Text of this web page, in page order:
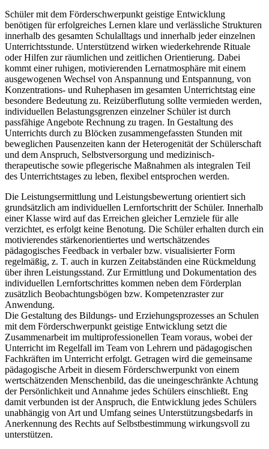
Schüler mit dem Förderschwerpunkt geistige Entwicklung
benötigen für erfolgreiches Lernen klare und verlässliche Strukturen
innerhalb des gesamten Schulalltags und innerhalb jeder einzelnen
Unterrichtsstunde. Unterstützend wirken wiederkehrende Rituale
oder Hilfen zur räumlichen und zeitlichen Orientierung. Dabei
kommt einer ruhigen, motivierenden Lernatmosphäre mit einem
ausgewogenen Wechsel von Anspannung und Entspannung, von
Konzentrations- und Ruhephasen im gesamten Unterrichtstag eine
besondere Bedeutung zu. Reizüberflutung sollte vermieden werden,
individuellen Belastungsgrenzen einzelner Schüler ist durch
passfähige Angebote Rechnung zu tragen. In Gestaltung des
Unterrichts durch zu Blöcken zusammengefassten Stunden mit
beweglichen Pausenzeiten kann der Heterogenität der Schülerschaft
und dem Anspruch, Selbstversorgung und medizinisch-
therapeutische sowie pflegerische Maßnahmen als integralen Teil
des Unterrichtstages zu leben, flexibel entsprochen werden.
Die Leistungsermittlung und Leistungsbewertung orientiert sich
grundsätzlich am individuellen Lernfortschritt der Schüler. Innerhalb
einer Klasse wird auf das Erreichen gleicher Lernziele für alle
verzichtet, es erfolgt keine Benotung. Die Schüler erhalten durch ein
motivierendes stärkenorientiertes und wertschätzendes
pädagogisches Feedback in verbaler bzw. visualisierter Form
regelmäßig, z. T. auch in kurzen Zeitabständen eine Rückmeldung
über ihren Leistungsstand. Zur Ermittlung und Dokumentation des
individuellen Lernfortschrittes kommen neben dem Förderplan
zusätzlich Beobachtungsbögen bzw. Kompetenzraster zur
Anwendung.
Die Gestaltung des Bildungs- und Erziehungsprozesses an Schulen
mit dem Förderschwerpunkt geistige Entwicklung setzt die
Zusammenarbeit im multiprofessionellen Team voraus, wobei der
Unterricht im Regelfall im Team von Lehrern und pädagogischen
Fachkräften im Unterricht erfolgt. Getragen wird die gemeinsame
pädagogische Arbeit in diesem Förderschwerpunkt von einem
wertschätzenden Menschenbild, das die uneingeschränkte Achtung
der Persönlichkeit und Annahme jedes Schülers einschließt. Eng
damit verbunden ist der Anspruch, die Entwicklung jedes Schülers
unabhängig von Art und Umfang seines Unterstützungsbedarfs in
Anerkennung des Rechts auf Selbstbestimmung wirkungsvoll zu
unterstützen.